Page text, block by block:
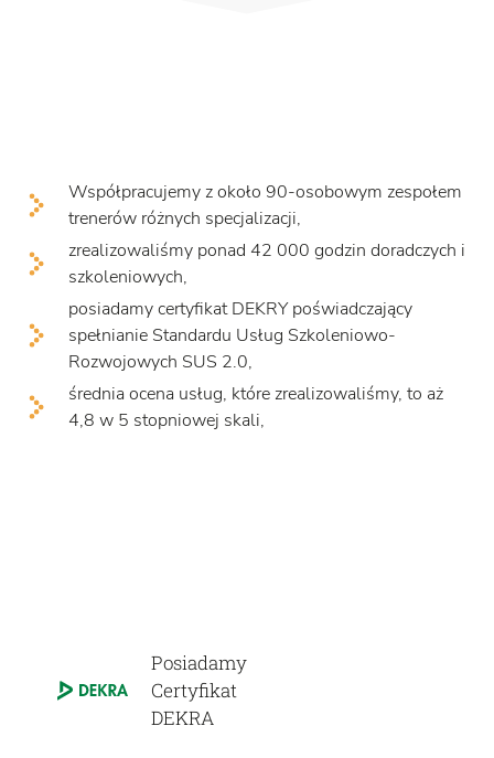
Współpracujemy z około 90-osobowym zespołem
trenerów różnych specjalizacji,
zrealizowaliśmy ponad 42 000 godzin doradczych i
szkoleniowych,
posiadamy certyfikat DEKRY poświadczający
spełnianie Standardu Usług Szkoleniowo-
Rozwojowych SUS 2.0,
średnia ocena usług, które zrealizowaliśmy, to aż
4,8 w 5 stopniowej skali,
Posiadamy
Certyfikat
DEKRA